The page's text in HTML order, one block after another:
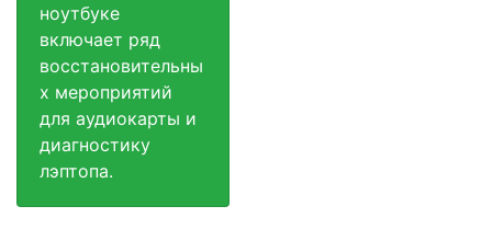
ноутбуке
включает ряд
восстановительны
х мероприятий
для аудиокарты и
диагностику
лэптопа.